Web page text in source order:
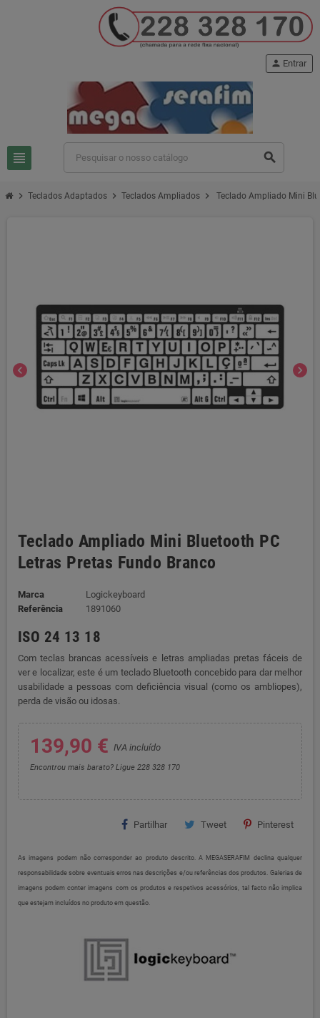
view_headline search
person Entrar
chevron_right Teclados Adaptados chevron_right Teclados Ampliados chevron_right Teclado Ampliado Mini
chevron_left chevron_right
Teclado Ampliado Mini Bluetooth PC
Letras Pretas Fundo Branco
Marca
Logickeyboard
Referência
1891060
ISO 24 13 18
Com teclas brancas acessíveis e letras ampliadas pretas fáceis de
ver e localizar, este é um teclado Bluetooth concebido para dar melhor
usabilidade a pessoas com deficiência visual (como os ambliopes),
perda de visão ou idosas.
139,90 € IVA incluído
Encontrou mais barato? Ligue 228 328 170
Partilhar Tweet Pinterest
As imagens podem não corresponder ao produto descrito. A MEGASERAFIM declina qualquer
responsabilidade sobre eventuais erros nas descrições e/ou referências dos produtos. Galerias de
imagens podem conter imagens com os produtos e respetivos acessórios, tal facto não implica
que estejam incluídos no produto em questão.